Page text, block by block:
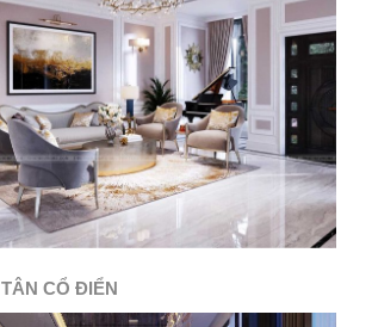
TÂN CỔ ĐIỂN